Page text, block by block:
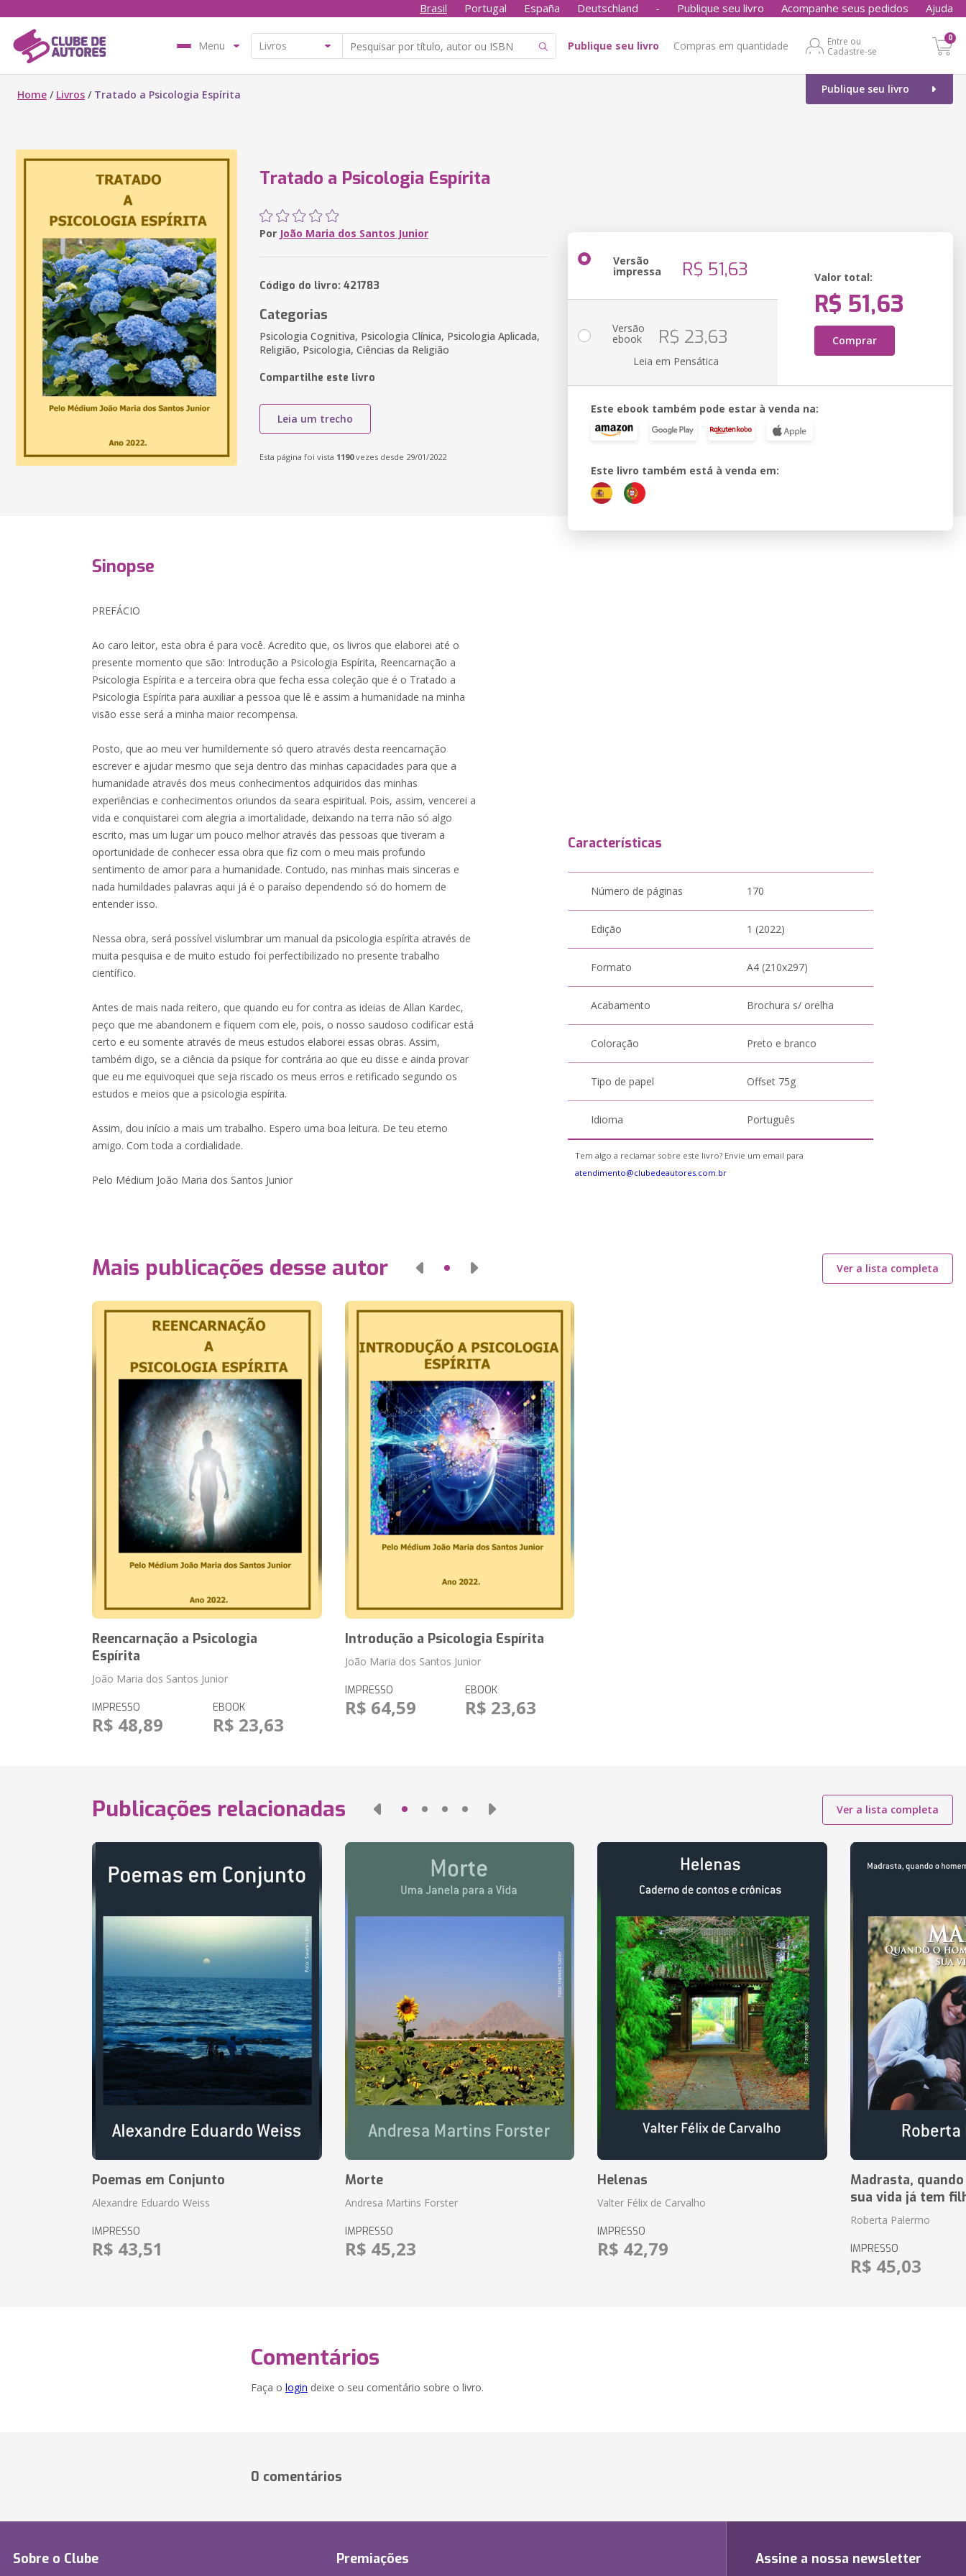
Brasil Portugal España Deutschland - Publique seu livro Acompanhe seus pedidos Ajuda
Menu Publique seu livro Compras em quantidade
Entre ou
Cadastre-se
0
Publique seu livro
Home / Livros / Tratado a Psicologia Espírita
Tratado a Psicologia Espírita
Por João Maria dos Santos Junior
Código do livro: 421783
Categorias
Psicologia Cognitiva, Psicologia Clínica, Psicologia Aplicada,
Religião, Psicologia, Ciências da Religião
Compartilhe este livro
Leia um trecho
Esta página foi vista 1190vezes desde 29/01/2022
Versão
impressa R$ 51,63 Valor total:
R$ 51,63
Comprar
Versão
ebook R$ 23,63
Leia em Pensática
Este ebook também pode estar à venda na:
Este livro também está à venda em:
Sinopse
PREFÁCIO
Ao caro leitor, esta obra é para você. Acredito que, os livros que elaborei até o
presente momento que são: Introdução a Psicologia Espírita, Reencarnação a
Psicologia Espírita e a terceira obra que fecha essa coleção que é o Tratado a
Psicologia Espírita para auxiliar a pessoa que lê e assim a humanidade na minha
visão esse será a minha maior recompensa.
Posto, que ao meu ver humildemente só quero através desta reencarnação
escrever e ajudar mesmo que seja dentro das minhas capacidades para que a
humanidade através dos meus conhecimentos adquiridos das minhas
experiências e conhecimentos oriundos da seara espiritual. Pois, assim, vencerei a
vida e conquistarei com alegria a imortalidade, deixando na terra não só algo
escrito, mas um lugar um pouco melhor através das pessoas que tiveram a
oportunidade de conhecer essa obra que fiz com o meu mais profundo
sentimento de amor para a humanidade. Contudo, nas minhas mais sinceras e
nada humildades palavras aqui já é o paraíso dependendo só do homem de
entender isso.
Nessa obra, será possível vislumbrar um manual da psicologia espírita através de
muita pesquisa e de muito estudo foi perfectibilizado no presente trabalho
científico.
Antes de mais nada reitero, que quando eu for contra as ideias de Allan Kardec,
peço que me abandonem e fiquem com ele, pois, o nosso saudoso codificar está
certo e eu somente através de meus estudos elaborei essas obras. Assim,
também digo, se a ciência da psique for contrária ao que eu disse e ainda provar
que eu me equivoquei que seja riscado os meus erros e retificado segundo os
estudos e meios que a psicologia espírita.
Assim, dou início a mais um trabalho. Espero uma boa leitura. De teu eterno
amigo. Com toda a cordialidade.
Pelo Médium João Maria dos Santos Junior
Características
Número de páginas 170
Edição 1 (2022)
Formato A4 (210x297)
Acabamento Brochura s/ orelha
Coloração Preto e branco
Tipo de papel Offset 75g
Idioma Português
Tem algo a reclamar sobre este livro? Envie um email para
atendimento@clubedeautores.com.br
Mais publicações desse autor Ver a lista completa
Reencarnação a Psicologia
Espírita
João Maria dos Santos Junior
IMPRESSO
R$ 48,89
EBOOK
R$ 23,63
Introdução a Psicologia Espírita
João Maria dos Santos Junior
IMPRESSO
R$ 64,59
EBOOK
R$ 23,63
Publicações relacionadas Ver a lista completa
Poemas em Conjunto
Alexandre Eduardo Weiss
IMPRESSO
R$ 43,51
Morte
Andresa Martins Forster
IMPRESSO
R$ 45,23
Helenas
Valter Félix de Carvalho
IMPRESSO
R$ 42,79
Madrasta,
sua vida já tem
Roberta Palermo
IMPRESSO
R$ 45,03
Comentários
Faça o login deixe o seu comentário sobre o livro.
0 comentários
Sobre o Clube Premiações Assine a nossa newsletter